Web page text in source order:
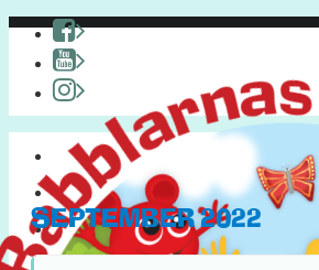
OM BABBLARNA
PYSSEL & KUL
SEPTEMBER 2022